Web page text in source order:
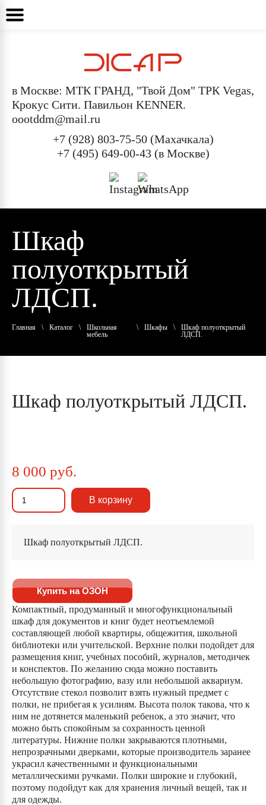
в Москве: МТК ГРАНД, "Твой Дом" ТРК Vegas,
Крокус Сити. Павильон KENNER.
oootddm@mail.ru
+7 (928) 803-75-50 (Махачкала)
+7 (495) 649-00-43 (в Москве)
Шкаф
полуоткрытый
ЛДСП.
Главная \ Каталог \
Школьная
мебель
\ Шкафы \
Шкаф полуоткрытый
ЛДСП.
Шкаф полуоткрытый ЛДСП.
8 000 руб.
В корзину
Шкаф полуоткрытый ЛДСП.
Купить на ОЗОН
Компактный, продуманный и многофункциональный
шкаф для документов и книг будет неотъемлемой
составляющей любой квартиры, общежития, школьной
библиотеки или учительской. Верхние полки подойдет для
размещения книг, учебных пособий, журналов, методичек
и конспектов. По желанию сюда можно поставить
небольшую фотографию, вазу или небольшой аквариум.
Отсутствие стекол позволит взять нужный предмет с
полки, не прибегая к усилиям. Высота полок такова, что к
ним не дотянется маленький ребенок, а это значит, что
можно быть спокойным за сохранность ценной
литературы. Нижние полки закрываются плотными,
непрозрачными дверками, которые производитель заранее
украсил качественными и функциональными
металлическими ручками. Полки широкие и глубокий,
поэтому подойдут как для хранения личный вещей, так и
для одежды.